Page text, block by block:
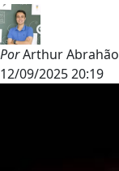
PorArthur Abrahão
12/09/2025 20:19